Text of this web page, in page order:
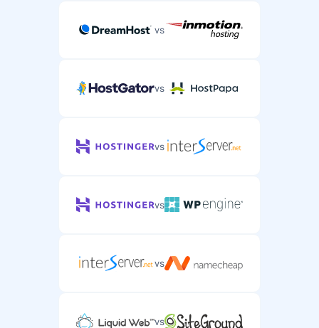
vs
vs
vs
vs
vs
vs